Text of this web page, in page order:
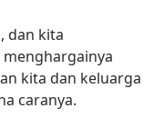
dan kita
kita dan keluarga
caranya.